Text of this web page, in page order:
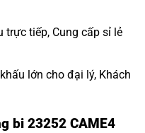
trực tiếp, Cung cấp sỉ lẻ
lớn cho đại lý, Khách
bi 23252 CAME4